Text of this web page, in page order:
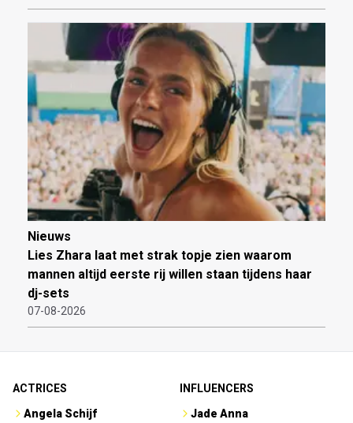
Nieuws
Lies Zhara laat met strak topje zien waarom
mannen altijd eerste rij willen staan tijdens haar
dj-sets
07-08-2026
ACTRICES
Angela Schijf
INFLUENCERS
Jade Anna